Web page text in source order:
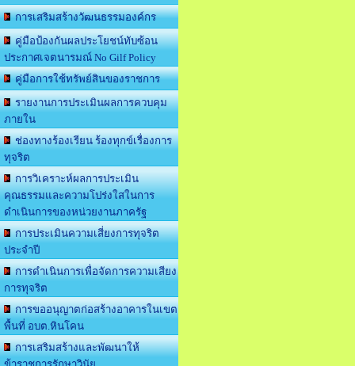
การเสริมสร้างวัฒนธรรมองค์กร
คู่มือป้องกันผลประโยชน์ทับซ้อน
ประกาศเจตนารมณ์ No Gilf Policy
คู่มือการใช้ทรัพย์สินของราชการ
รายงานการประเมินผลการควบคุม
ภายใน
ช่องทางร้องเรียน ร้องทุกข์เรื่องการ
ทุจริต
การวิเคราะห์ผลการประเมิน
คุณธรรมและความโปร่งใสในการ
ดำเนินการของหน่วยงานภาครัฐ
การประเมินความเสี่ยงการทุจริต
ประจำปี
การดำเนินการเพื่อจัดการความเสียง
การทุจริต
การขออนุญาตก่อสร้างอาคารในเขต
พื้นที่ อบต.หินโคน
การเสริมสร้างและพัฒนาให้